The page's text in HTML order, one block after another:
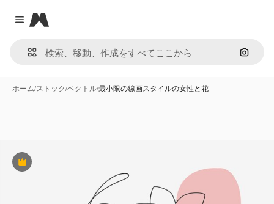
Close menu
Magnific
画像で
ホーム/ストック/ベクトル/最小限の線画スタイルの女性と花
Premium